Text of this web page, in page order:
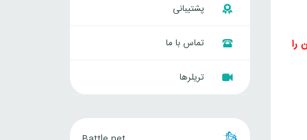
را
پشتیبانی
تماس با ما
تریلرها